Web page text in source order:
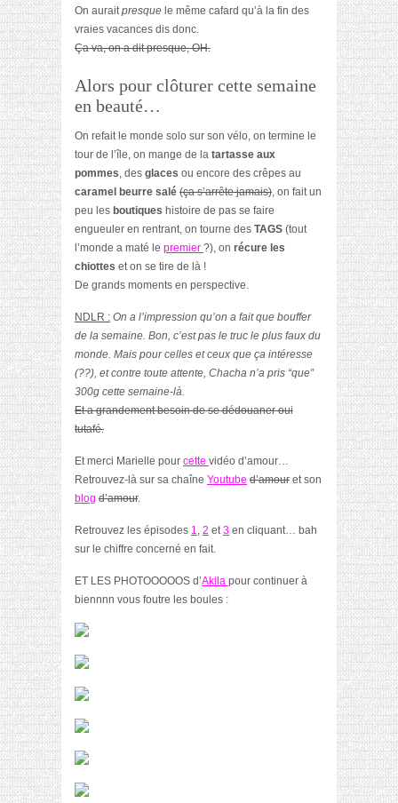
On auraitpresque le même cafard qu’à la fin des
vraies vacances dis donc.
Ça va, on a dit presque, OH.
Alors pour clôturer cette semaine
en beauté…
On refait le monde solo sur son vélo, on termine le
tour de l’île, on mange de la tartasse aux
pommes, des glaces ou encore des crêpes au
caramel beurre salé (ça s’arrête jamais), on fait un
peu les boutiques histoire de pas se faire
engueuler en rentrant, on tourne des TAGS (tout
l’monde a maté le premier ?), on récure les
chiottes et on se tire de là !
De grands moments en perspective.
NDLR : On a l’impression qu’on a fait que bouffer
de la semaine. Bon, c’est pas le truc le plus faux du
monde. Mais pour celles et ceux que ça intéresse
(??), et contre toute attente, Chacha n’a pris “que”
300g cette semaine-là.
Et a grandement besoin de se dédouaner oui
tutafé.
Et merci Marielle pour cette vidéo d’amour…
Retrouvez-là sur sa chaîne Youtube d’amour et son
blog d’amour.
Retrouvez les épisodes 1, 2 et3 en cliquant… bah
sur le chiffre concerné en fait.
ET LES PHOTOOOOOS d’Akila pour continuer à
biennnn vous foutre les boules :